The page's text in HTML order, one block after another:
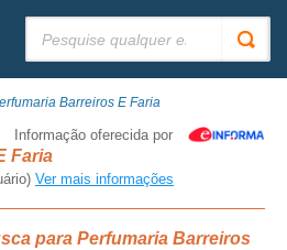
Barreiros E Faria
Informação oferecida por
Faria
Ver mais informações
para Perfumaria Barreiros